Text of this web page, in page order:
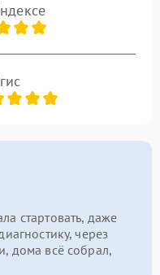
стартовать, даже
через
дома всё собрал,